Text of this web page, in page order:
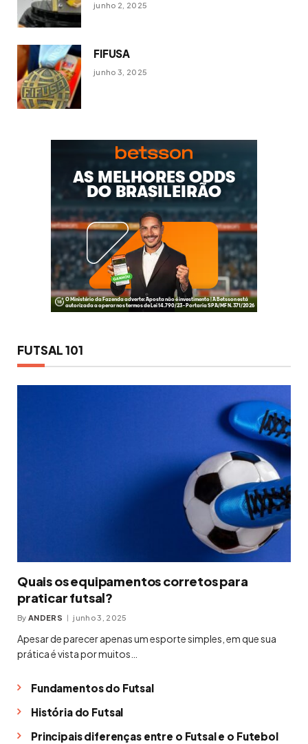
junho 2, 2025
FIFUSA
junho 3, 2025
FUTSAL 101
Quais os equipamentos corretos para
praticar futsal?
By ANDERS junho 3, 2025
Apesar de parecer apenas um esporte simples, em que sua
prática é vista por muitos…
Fundamentos do Futsal
História do Futsal
Principais diferenças entre o Futsal e o Futebol